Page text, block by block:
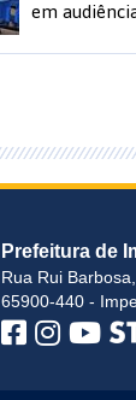
em
Prefeitura de
Rua Rui
65900-440 -